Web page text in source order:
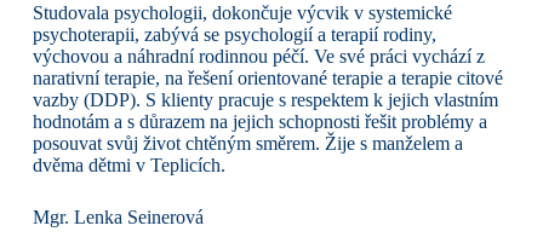
Studovala psychologii, dokončuje výcvik v systemické
psychoterapii, zabývá se psychologií a terapií rodiny,
výchovou a náhradní rodinnou péčí. Ve své práci vychází z
narativní terapie, na řešení orientované terapie a terapie citové
vazby (DDP). S klienty pracuje s respektem k jejich vlastním
hodnotám a s důrazem na jejich schopnosti řešit problémy a
posouvat svůj život chtěným směrem. Žije s manželem a
dvěma dětmi v Teplicích.
Mgr. Lenka Seinerová